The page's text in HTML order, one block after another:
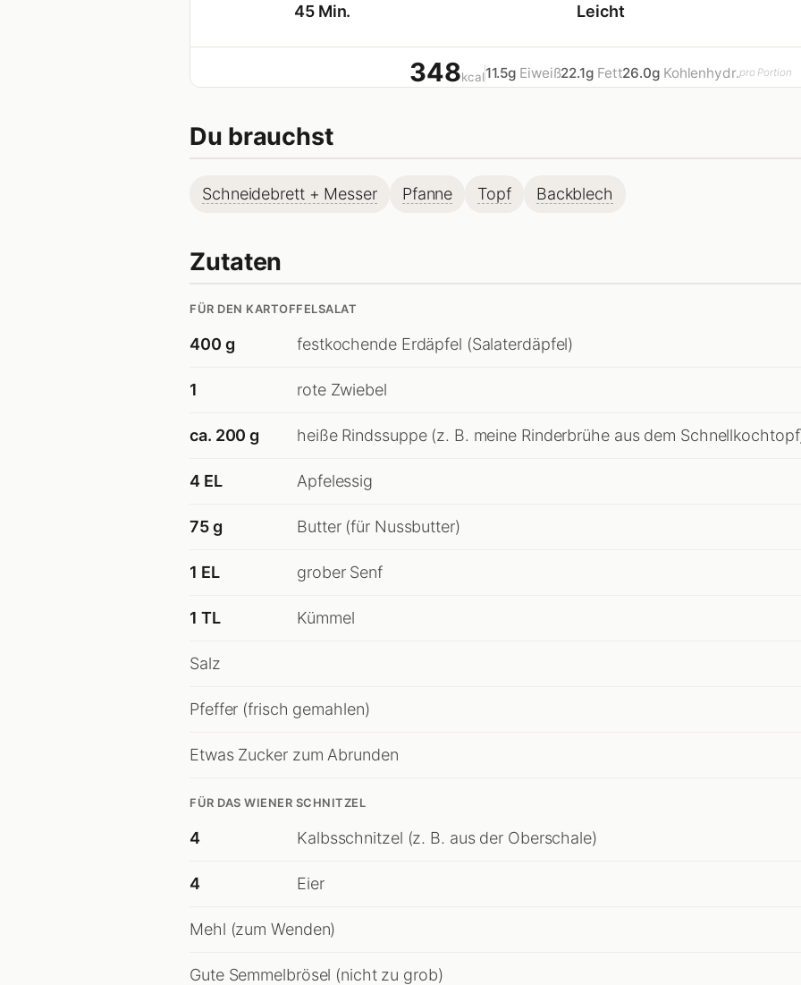
45 Min. Leicht
348kcal11.5g Eiweiß22.1g Fett26.0g Kohlenhydr.pro Portion
Du brauchst
Schneidebrett + Messer Pfanne Topf Backblech
Zutaten
FÜR DEN KARTOFFELSALAT
400 g festkochende Erdäpfel (Salaterdäpfel)
1 rote Zwiebel
ca. 200 g heiße Rindssuppe (z. B. meine Rinderbrühe aus dem
4 EL Apfelessig
75 g Butter (für Nussbutter)
1 EL grober Senf
1 TL Kümmel
Salz
Pfeffer (frisch gemahlen)
Etwas Zucker zum Abrunden
FÜR DAS WIENER SCHNITZEL
4 Kalbsschnitzel (z. B. aus der Oberschale)
4 Eier
Mehl (zum Wenden)
Gute Semmelbrösel (nicht zu grob)